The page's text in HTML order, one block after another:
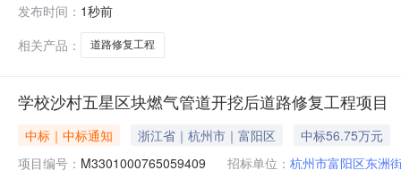
标代理欧邦工程管理集团有限公司公示开始时间2026-
发布时间： 1秒前
相关产品：
道路修复工程
学校沙村五星区块燃气管道开挖后道路修复工程项目
中标｜中标通知 浙江省｜杭州市｜富阳区
中标56.75万元
项目编号： M3301000765059409 招标单位： 杭州市富阳区东洲